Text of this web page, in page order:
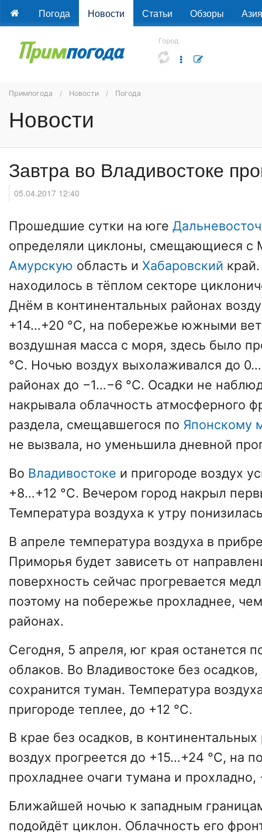
Погода Новости Статьи Обзоры Азия
Город
Примпогода Новости Погода
Новости
Завтра во Владивостоке
05.04.2017 12:40
Прошедшие сутки на юге
определяли циклоны, смещающиеся с
Амурскую область и Хабаровский
находилось в тёплом секторе
Днём в континентальных районах
+14…+20 °C, на побережье южными
воздушная масса с моря, здесь было
°C. Ночью воздух выхолаживался до
районах до −1…−6 °C. Осадки не
накрывала облачность атмосферного
раздела, смещавшегося по Японскому
не вызвала, но уменьшила дневной
Во Владивостоке и пригороде воздух
+8…+12 °C. Вечером город накрыл
Температура воздуха к утру
В апреле температура воздуха в
Приморья будет зависеть от
поверхность сейчас прогревается
поэтому на побережье прохладнее,
районах.
Сегодня, 5 апреля, юг края останется
облаков. Во Владивостоке без
сохранится туман. Температура
пригороде теплее, до +12 °C.
В крае без осадков, в
воздух прогреется до +15…+24 °C, на
прохладнее очаги тумана и прохладно,
Ближайшей ночью к западным
подойдёт циклон. Облачность его